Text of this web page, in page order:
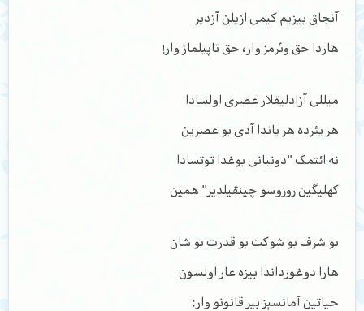
آنجاق بیزیم کیمی ازیلن آزدیر
هاردا حق وئرمز وار، حق تاپیلماز وار!
میللی آزادلیقلار عصری اولسادا
هر یئرده هر یاندا آدی بو عصرین
نه ائتمک "دونیانی بوغدا توتسادا
کهلیگین روزوسو چینقیلدیر" همین
بو شرف بو شوکت بو قدرت بو شان
هارا دوغورداندا بیزه عار اولسون
حیاتین آمانسېز بیر قانونو وار: